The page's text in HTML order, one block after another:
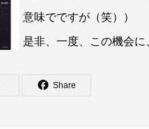
意味でですが（笑））
是非、一度、この機会
Share